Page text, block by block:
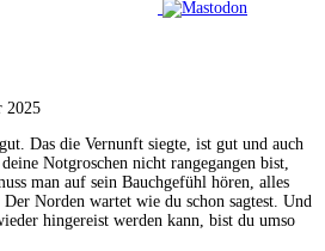
2025
Das die Vernunft siegte, ist gut und auch
Notgroschen nicht rangegangen bist,
man auf sein Bauchgefühl hören, alles
Norden wartet wie du schon sagtest. Und
hingereist werden kann, bist du umso